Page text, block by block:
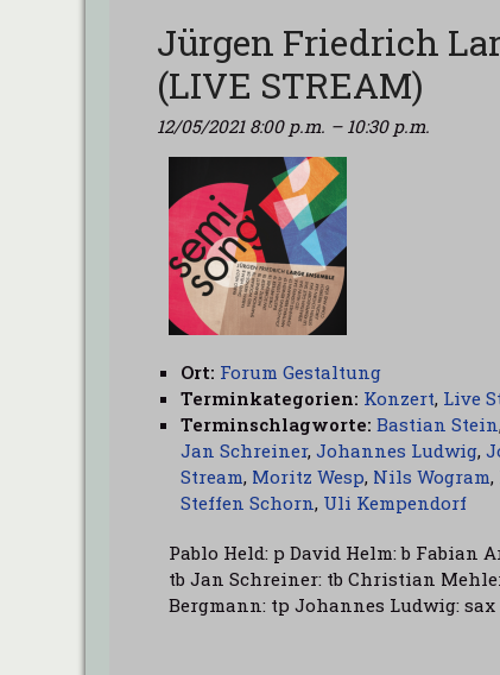
Jürgen Friedrich
(LIVE STREAM)
12/05/2021 8:00 p.m. – 10:30 p.m.
Ort: Forum Gestaltung
Terminkategorien: Konzert, Live
Terminschlagworte: Bastian Stein
Jan Schreiner, Johannes Ludwig,
Stream, Moritz Wesp, Nils Wogram,
Steffen Schorn, Uli Kempendorf
Pablo Held: p David Helm: b Fabian
tb Jan Schreiner: tb Christian
Bergmann: tp Johannes Ludwig: sax